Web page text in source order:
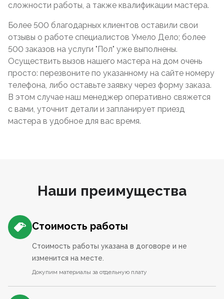
сложности работы, а также квалификации мастера.
Более 500 благодарных клиентов оставили свои
отзывы о работе специалистов Умело Дело; более
500 заказов на услуги "Пол" уже выполнены.
Осуществить вызов нашего мастера на дом очень
просто: перезвоните по указанному на сайте номеру
телефона, либо оставьте заявку через форму заказа.
В этом случае наш менеджер оперативно свяжется
с вами, уточнит детали и запланирует приезд
мастера в удобное для вас время.
Наши преимущества
Стоимость работы
Стоимость работы указана в договоре и не
изменится на месте.
Докупим материалы за отдельную плату